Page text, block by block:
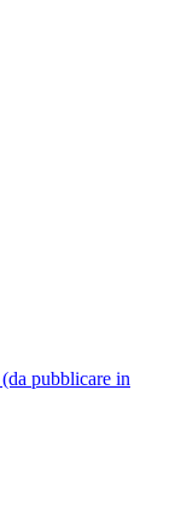
pubblicare in